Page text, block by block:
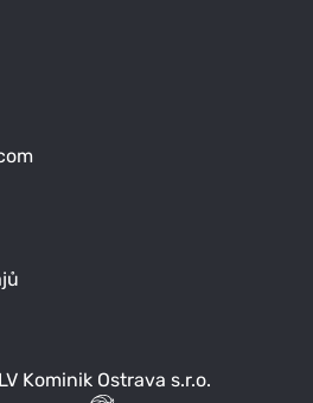
Kominik Ostrava s.r.o.